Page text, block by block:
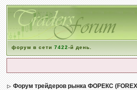
форум в сети7422-й день.
Форум трейдеров рынка ФОРЕКС